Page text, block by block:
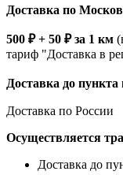
Доставка по
500 ₽ + 50 ₽ за 1 км
тариф "Доставка в
Доставка до
Доставка по России
Осуществляется
Доставка до